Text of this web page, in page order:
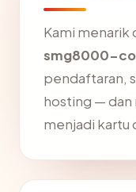
Kami menarik
smg8000-
pendaftaran,
hosting — dan
menjadi kartu